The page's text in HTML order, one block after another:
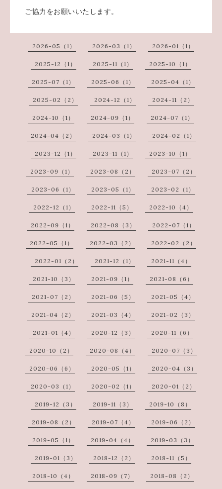
ご協力をお願いいたします。
2026-05（1） 2026-03（1） 2026-01（1）
2025-12（1） 2025-11（1） 2025-10（1）
2025-07（1） 2025-06（1） 2025-04（1）
2025-02（2） 2024-12（1） 2024-11（2）
2024-10（1） 2024-09（1） 2024-07（1）
2024-04（2） 2024-03（1） 2024-02（1）
2023-12（1） 2023-11（1） 2023-10（1）
2023-09（1） 2023-08（2） 2023-07（2）
2023-06（1） 2023-05（1） 2023-02（1）
2022-12（1） 2022-11（5） 2022-10（4）
2022-09（1） 2022-08（3） 2022-07（1）
2022-05（1） 2022-03（2） 2022-02（2）
2022-01（2） 2021-12（1） 2021-11（4）
2021-10（3） 2021-09（1） 2021-08（6）
2021-07（2） 2021-06（5） 2021-05（4）
2021-04（2） 2021-03（4） 2021-02（3）
2021-01（4） 2020-12（3） 2020-11（6）
2020-10（2） 2020-08（4） 2020-07（3）
2020-06（6） 2020-05（1） 2020-04（3）
2020-03（1） 2020-02（1） 2020-01（2）
2019-12（3） 2019-11（3） 2019-10（8）
2019-08（2） 2019-07（4） 2019-06（2）
2019-05（1） 2019-04（4） 2019-03（3）
2019-01（3） 2018-12（2） 2018-11（5）
2018-10（4） 2018-09（7） 2018-08（2）